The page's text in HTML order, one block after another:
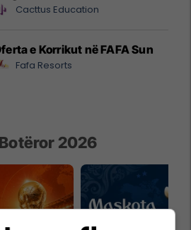
Cacttus Education
e Korrikut në FAFA Sun
Fafa Resorts
2026